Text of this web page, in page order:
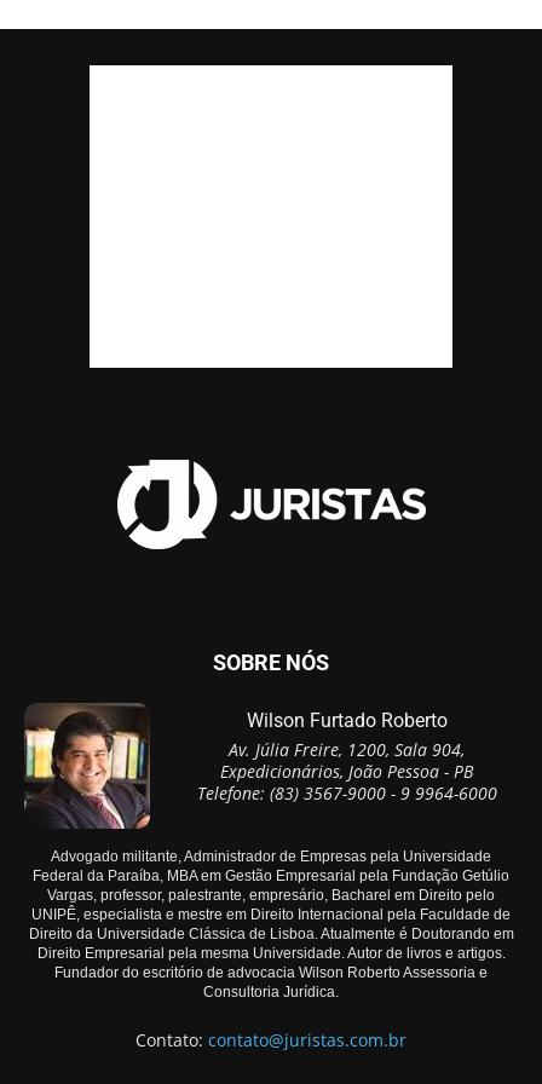
SOBRE NÓS
Wilson Furtado Roberto
Av. Júlia Freire, 1200, Sala 904,
Expedicionários, João Pessoa - PB
Telefone: (83) 3567-9000 - 9 9964-6000
Advogado militante, Administrador de Empresas pela Universidade
Federal da Paraíba, MBA em Gestão Empresarial pela Fundação Getúlio
Vargas, professor, palestrante, empresário, Bacharel em Direito pelo
UNIPÊ, especialista e mestre em Direito Internacional pela Faculdade de
Direito da Universidade Clássica de Lisboa. Atualmente é Doutorando em
Direito Empresarial pela mesma Universidade. Autor de livros e artigos.
Fundador do escritório de advocacia Wilson Roberto Assessoria e
Consultoria Jurídica.
Contato: contato@juristas.com.br